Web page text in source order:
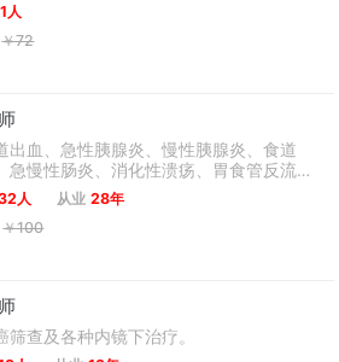
人
￥72
出血、急性胰腺炎、慢性胰腺炎、食道
急慢性肠炎、消化性溃疡、胃食管反流
溃疡性结肠炎、急慢性胆囊炎、功能性胃
发病及一些疑难杂症以及胃肠镜、超声内
各种消化内镜下的治疗技术，尤其擅长
。
人 从业 28年
￥100
查及各种内镜下治疗。